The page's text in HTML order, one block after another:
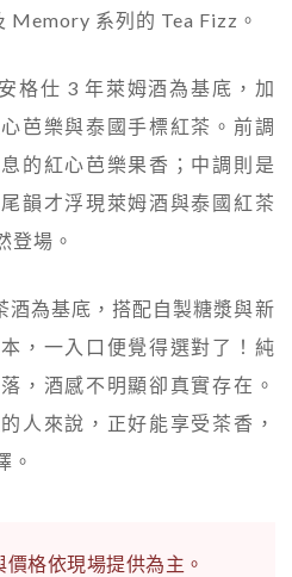
系列的 Tea Fizz。
格仕 3 年萊姆酒為基底，加
芭樂與泰國手標紅茶。前調
的紅心芭樂果香；中調則是
韻才浮現萊姆酒與泰國紅茶
登場。
酒為基底，搭配自製糖漿與新
，一入口便覺得選對了！純
，酒感不明顯卻真實存在。
人來說，正好能享受茶香，
。
價格依現場提供為主。